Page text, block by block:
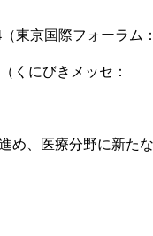
東京国際フォーラム
くにびきメッセ：
め、医療分野に新た